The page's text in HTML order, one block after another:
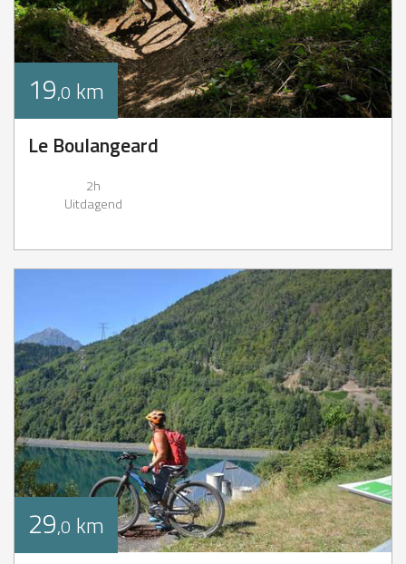
19,0 km
Le Boulangeard
2h
Uitdagend
29,0 km